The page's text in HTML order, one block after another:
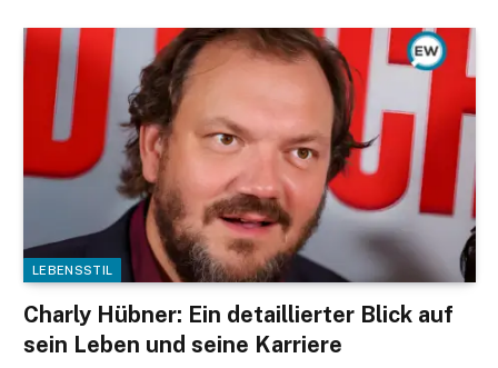
LEBENSSTIL
Charly Hübner: Ein detaillierter Blick auf
sein Leben und seine Karriere